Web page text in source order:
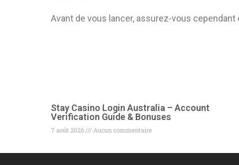
Avant de vous lancer, assurez-vous
Stay Casino Login Australia – Account
Verification Guide & Bonuses
7 août 2026 Aucun commentaire